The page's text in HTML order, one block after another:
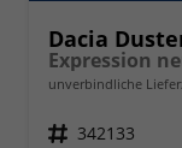
Dacia
unverbindliche
Fahrzeugnr. 342133